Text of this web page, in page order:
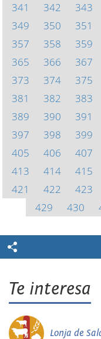
341
342 343
349
350 351
357
358 359
365
366 367
373
374 375
381
382 383
389
390 391
397
398 399
405
406 407
413
414 415
421
422 423
429
430
Te interesa
Lonja de